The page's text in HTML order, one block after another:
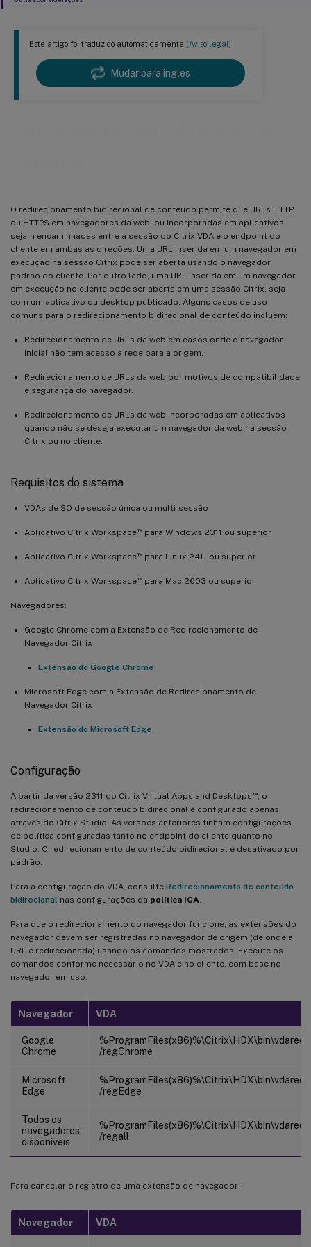
Este artigo foi traduzido automaticamente.(Aviso legal)
Mudar para ingles
O redirecionamento bidirecional de conteúdo permite que URLs HTTP
ou HTTPS em navegadores da web, ou incorporadas em aplicativos,
sejam encaminhadas entre a sessão do Citrix VDA e o endpoint do
cliente em ambas as direções. Uma URL inserida em um navegador em
execução na sessão Citrix pode ser aberta usando o navegador
padrão do cliente. Por outro lado, uma URL inserida em um navegador
em execução no cliente pode ser aberta em uma sessão Citrix, seja
com um aplicativo ou desktop publicado. Alguns casos de uso
comuns para o redirecionamento bidirecional de conteúdo incluem:
Redirecionamento de URLs da web em casos onde o navegador
inicial não tem acesso à rede para a origem.
Redirecionamento de URLs da web por motivos de compatibilidade
e segurança do navegador.
Redirecionamento de URLs da web incorporadas em aplicativos
quando não se deseja executar um navegador da web na sessão
Citrix ou no cliente.
Requisitos do sistema
VDAs de SO de sessão única ou multi-sessão
Aplicativo Citrix Workspace™para Windows 2311 ou superior
Aplicativo Citrix Workspace™para Linux 2411 ou superior
Aplicativo Citrix Workspace™para Mac 2603 ou superior
Navegadores:
Google Chrome com a Extensão de Redirecionamento de
Navegador Citrix
Extensão do Google Chrome
Microsoft Edge com a Extensão de Redirecionamento de
Navegador Citrix
Extensão do Microsoft Edge
Configuração
A partir da versão 2311 do Citrix Virtual Apps and Desktops ™, o
redirecionamento de conteúdo bidirecional é configurado apenas
através do Citrix Studio. As versões anteriores tinham configurações
de política configuradas tanto no endpoint do cliente quanto no
Studio. O redirecionamento de conteúdo bidirecional é desativado por
padrão.
Para a configuração do VDA, consulte Redirecionamento de conteúdo
bidirecional nas configurações da política ICA
Para que o redirecionamento do navegador funcione, as extensões do
navegador devem ser registradas no navegador de origem (de onde a
URL é redirecionada) usando os comandos mostrados. Execute os
comandos conforme necessário no VDA e no cliente, com base no
navegador em uso.
Navegador VDA
Google
Chrome
/regChrome
Microsoft
Edge
/regEdge
Todos os
navegadores
disponíveis
/regall
Para cancelar o registro de uma extensão de navegador:
Navegador VDA